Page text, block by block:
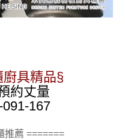
具精品§
約丈量
167
推薦 =======